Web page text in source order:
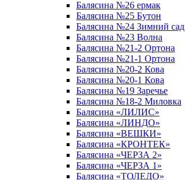
Балясина №26 ермак
Балясина №25 Бутон
Балясина №24 Зимний сад
Балясина №23 Волна
Балясина №21-2 Ортона
Балясина №21-1 Ортона
Балясина №20-2 Кова
Балясина №20-1 Кова
Балясина №19 Заречье
Балясина №18-2 Миловка
Балясина «ЛИЛИС»
Балясина «ЛИНДО»
Балясина «ВЕШКИ»
Балясина «КРОНТЕК»
Балясина «ЧЕРЗА 2»
Балясина «ЧЕРЗА 1»
Балясина «ТОЛЕДО»